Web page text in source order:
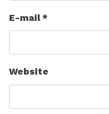
E-mail*
Website